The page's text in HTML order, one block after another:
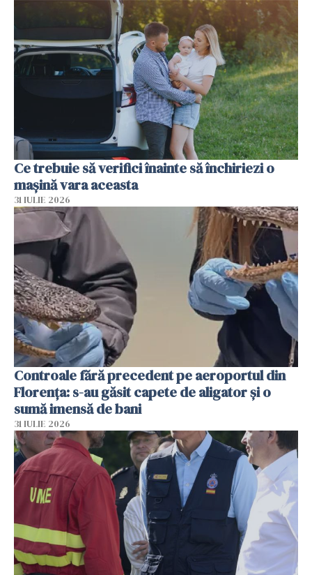
Ce trebuie să verifici înainte să închiriezi o
mașină vara aceasta
31 IULIE 2026
Controale fără precedent pe aeroportul din
Florența: s-au găsit capete de aligator și o
sumă imensă de bani
31 IULIE 2026